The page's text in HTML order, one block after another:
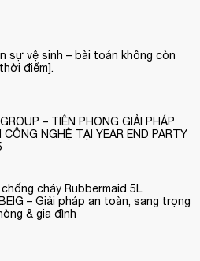
sự vệ sinh – bài toán không còn
điểm].
– TIÊN PHONG GIẢI PHÁP
CÔNG NGHỆ TẠI YEAR END PARTY
cháy Rubbermaid 5L
– Giải pháp an toàn, sang trọng
& gia đình